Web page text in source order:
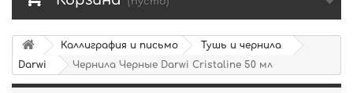
Каллиграфия и письмо
Тушь и чернила
Darwi
Чернила Черные Darwi Cristaline 50 мл